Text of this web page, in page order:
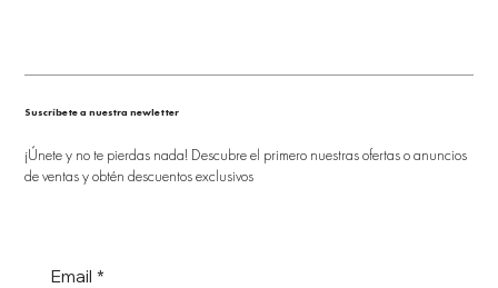
Suscríbete a nuestra newletter
¡Únete y no te pierdas nada! Descubre el primero nuestras ofertas o anuncios
de ventas y obtén descuentos exclusivos
Email *